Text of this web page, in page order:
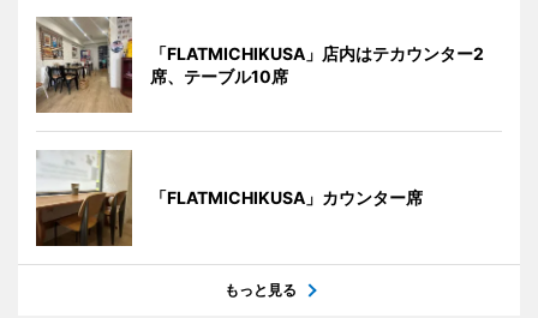
「FLATMICHIKUSA」店内はテカウンター2
席、テーブル10席
「FLATMICHIKUSA」カウンター席
もっと見る